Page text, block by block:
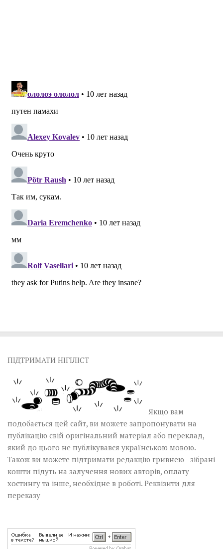
ПІДТРИМАТИ НІГІЛІСТ
Якщо вам
подобається цей сайт, ви можете запропонувати на
публікацію свій оригінальний матеріал або переклад,
який до цього не публікувався українською мовою.
Також ви можете підтримати редакцію гривнею - зібрані
кошти підуть на залучення нових авторів, оплату
хостингу та інше, необхідне в роботі. Реквізити для
переказу